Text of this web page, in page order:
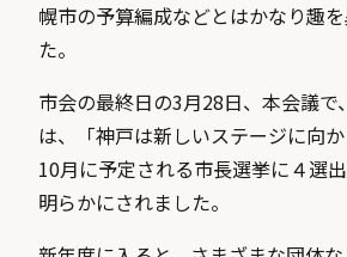
幌市の予算編成などとはかなり趣
た。
市会の最終日の3月28日、本会議で
は、「神戸は新しいステージに向か
10月に予定される市長選挙に４選
明らかにされました。